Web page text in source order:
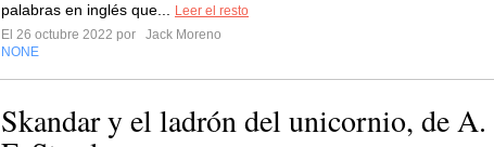
palabras en inglés que...
Leer el resto
El 26 octubre 2022 por
Jack Moreno
NONE
Skandar y el ladrón del unicornio, de A.